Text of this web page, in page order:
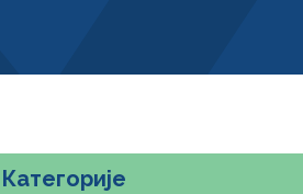
Категорије